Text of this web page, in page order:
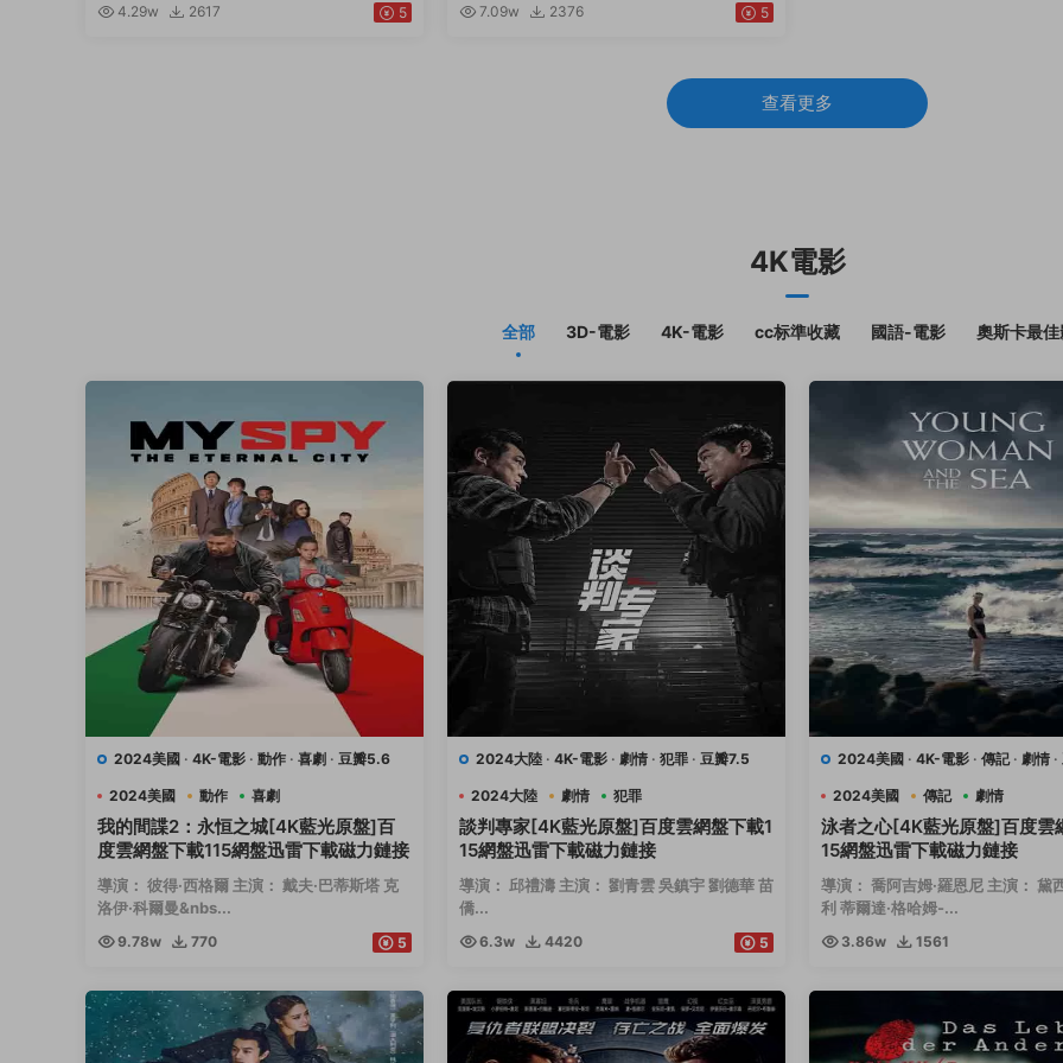
4.29w 2617 5 7.09w 2376 5
查看更多
4K電影
全部 3D-電影 4K-電影 cc标準收藏 國語-電影 奧斯卡最
2024美國 · 4K-電影 · 動作 · 喜劇 · 豆瓣5.6
2024美國 動作 喜劇
我的間諜2：永恒之城[4K藍光原盤]百
度雲網盤下載115網盤迅雷下載磁力鏈接
導演： 彼得·西格爾 主演： 戴夫·巴蒂斯塔 克
洛伊·科爾曼&nbs...
9.78w 770 5
2024大陸 · 4K-電影 · 劇情 · 犯罪 · 豆瓣7.5
2024大陸 劇情 犯罪
談判專家[4K藍光原盤]百度雲網盤下載1
15網盤迅雷下載磁力鏈接
導演： 邱禮濤 主演： 劉青雲 吳鎮宇 劉德華 苗
僑...
6.3w 4420 5
2024美國 · 4K-電影 · 傳記· 劇情 ·
2024美國
傳記 劇情
泳者之心[4K藍光原盤]百度雲
15網盤迅雷下載磁力鏈接
導演： 喬阿吉姆·羅恩尼 主演： 黛
利 蒂爾達·格哈姆-...
3.86w 1561